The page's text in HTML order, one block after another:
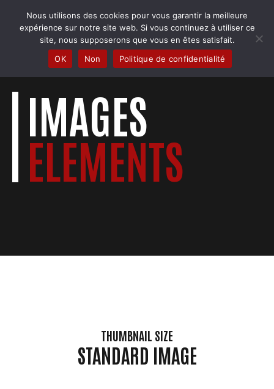
content
COBRA BADMINTON COLMAR
Club & école de badminton
IMAGES
ELEMENTS
THUMBNAIL SIZE
STANDARD IMAGE
Nous utilisons des cookies pour vous garantir la meilleure
expérience sur notre site web. Si vous continuez à utiliser ce
site, nous supposerons que vous en êtes satisfait.
OK
Non Politique de confidentialité